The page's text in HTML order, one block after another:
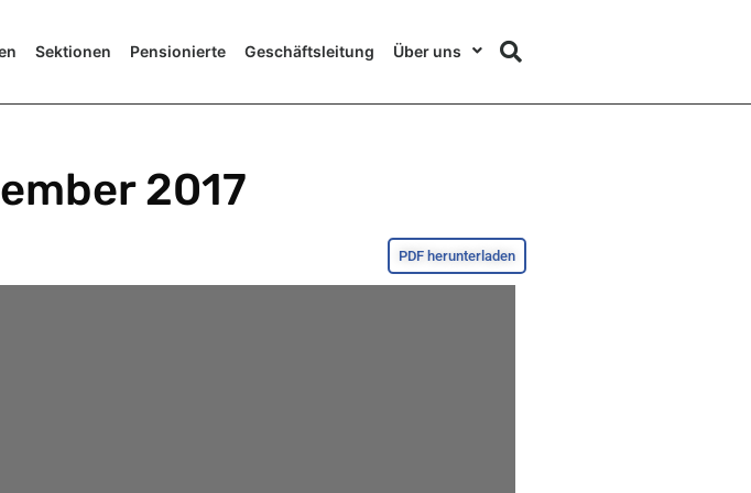
Sektionen Pensionierte Geschäftsleitung Über uns
2017
PDF herunterladen